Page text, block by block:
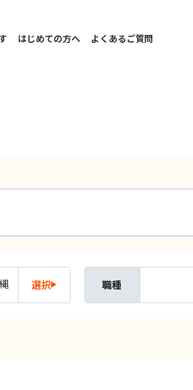
はじめての方へ よくあるご質問
選択 職種